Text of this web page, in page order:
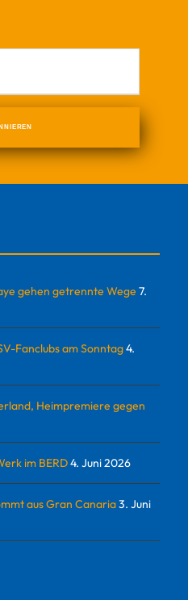
gehen getrennte Wege 7.
Fanclubs am Sonntag4.
Heimpremiere gegen
im BERD4. Juni 2026
aus Gran Canaria3. Juni